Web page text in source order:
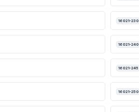
16021-230
16021-240
16021-245
16021-250